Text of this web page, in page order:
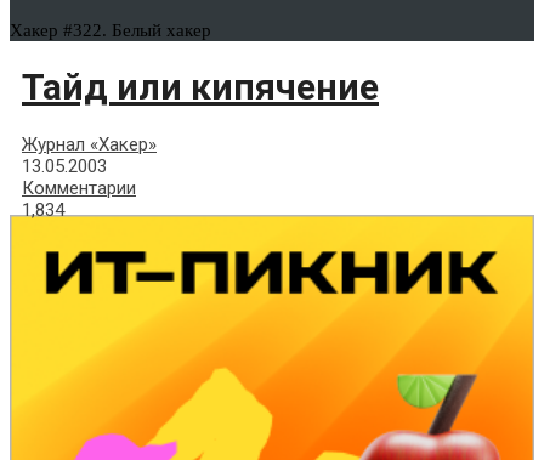
Хакер #322. Белый хакер
Тайд или кипячение
Журнал «Хакер»
13.05.2003
Комментарии
1,834